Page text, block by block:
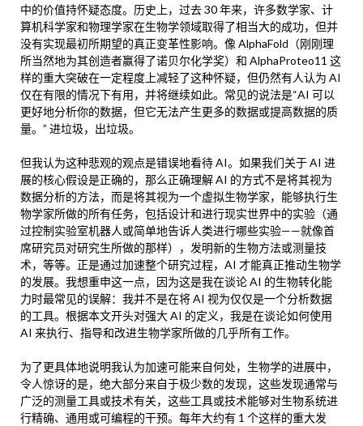
中的价值持怀疑态度。历史上，过去 30 年来，许多数学家、计
算机科学家和物理学家在生物学领域取得了相当大的成功，但并
没有实现最初所期望的真正变革性影响。像 AlphaFold（刚刚理
所当然地为其创造者赢得了诺贝尔化学奖）和 AlphaProteo11 这
样的重大突破在一定程度上减轻了这种怀疑，但仍然有人认为 AI
仅在有限的情况下有用，并将继续如此。常见的说法是“AI 可以
更好地分析你的数据，但它无法产生更多的数据或提高数据的质
量。” 进垃圾，出垃圾。
但我认为这种悲观的观点是错误地看待 AI。如果我们关于 AI 进
展的核心假设是正确的，那么正确理解 AI 的方式不是将其视为
数据分析的方法，而是将其视为一个虚拟生物学家，能够执行生
物学家所做的所有任务，包括设计和进行现实世界中的实验（通
过控制实验室机器人或简单地告诉人类进行哪些实验——就像首
席研究员对研究生所做的那样），发明新的生物方法或测量技
术，等等。正是通过加速整个研究过程，AI 才能真正推动生物学
的发展。我想重申这一点，因为这是我在谈论 AI 的生物转化能
力时最常见的误解：我并不是在将 AI 视为仅仅是一个分析数据
的工具。根据本文开头对强大 AI 的定义，我是在谈论如何使用
AI 来执行、指导和改进生物学家所做的几乎所有工作。
为了更具体地说明我认为加速可能来自何处，生物学的进展中，
令人惊讶的是，绝大部分来自于极少数的发现，这些发现通常与
广泛的测量工具或技术有关，这些工具或技术能够对生物系统进
行精确、通用或可编程的干预。每年大约有 1 个这样的重大发